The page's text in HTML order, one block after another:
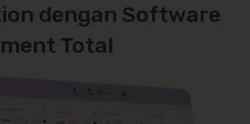
dengan Software
Total